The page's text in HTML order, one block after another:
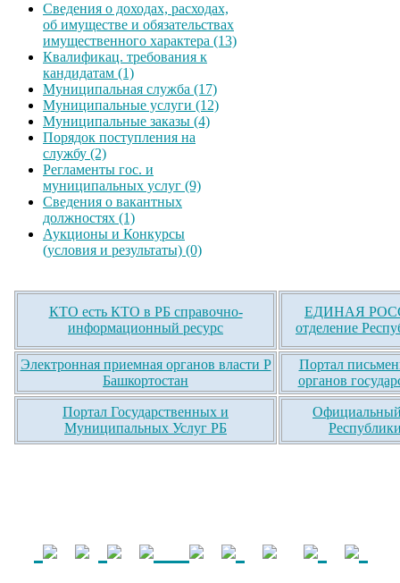
Сведения о доходах, расходах,
об имуществе и обязательствах
имущественного характера (13)
Квалификац. требования к
кандидатам (1)
Муниципальная служба (17)
Муниципальные услуги (12)
Муниципальные заказы (4)
Порядок поступления на
службу (2)
Регламенты гос. и
муниципальных услуг (9)
Сведения о вакантных
должностях (1)
Аукционы и Конкурсы
(условия и результаты) (0)
КТО есть КТО в РБ справочно-
информационный ресурс
ЕДИНАЯ
отделение
Электронная приемная органов власти Р
Башкортостан
Портал
органов
Портал Государственных и
Муниципальных Услуг РБ
Официальный